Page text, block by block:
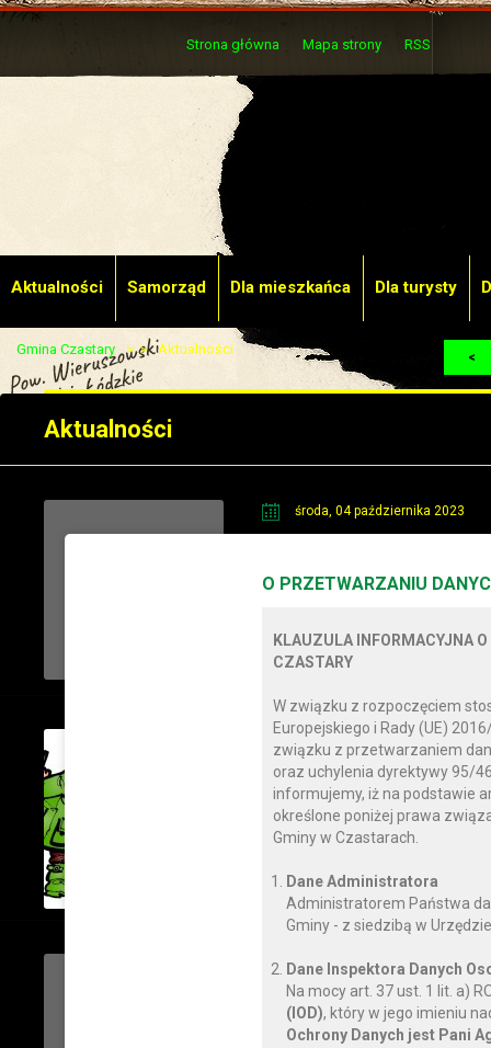
<
Strona główna Mapa strony RSS
Aktualności Samorząd Dla mieszkańca Dla turysty
Gmina Czastary Aktualności
Aktualności
środa, 04 października 2023
"SOKÓŁ" w
CZYTAJ DALEJ
poniedziałek, 02 października
PLAN POLOWAŃ
Koła Łowieckiego
wtorek, 26 września 2023
PAŃSTWOWY
SANITARNY W
O PRZETWARZANIU
KLAUZULA INFORMACYJNA
CZASTARY
W związku z rozpoczęciem
Europejskiego i Rady (UE)
związku z przetwarzaniem
oraz uchylenia dyrektywy 95/
informujemy, iż na podstawie
określone poniżej prawa
Gminy w Czastarach.
Dane Administratora
Administratorem Państwa
Gminy - z siedzibą w
Dane Inspektora Danych
Na mocy art. 37 ust. 1 lit. a)
(IOD), który w jego imieniu
Ochrony Danych jest Pani